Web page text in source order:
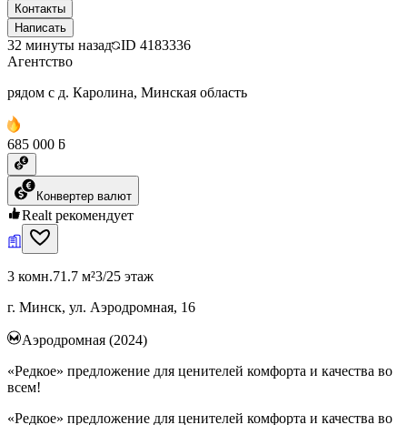
Контакты
Написать
32 минуты назад ID 4183336
Агентство
рядом с д. Каролина, Минская область
685 000 ƃ
Конвертер валют
Realt рекомендует
3 комн.71.7 м²3/25 этаж
г. Минск, ул. Аэродромная, 16
Аэродромная (2024)
«Редкое» предложение для ценителей комфорта и качества во
всем!
«Редкое» предложение для ценителей комфорта и качества во